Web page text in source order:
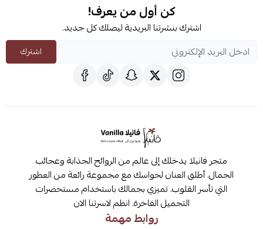
كن أول من يعرف!
اشترك بنشرتنا البريدية ليصلك كل جديد.
اشترك
متجر فانيلا يدخلك إلى عالم من الروائح الجذابة وعجائب
الجمال. أطلق العنان لحواسك مع مجموعة رائعة من العطور
التي تأسر القلوب. تميزي بجمالك باستخدام مستحضرات
التجميل الفاخرة. انظم لاسرتنا الان
روابط مهمة